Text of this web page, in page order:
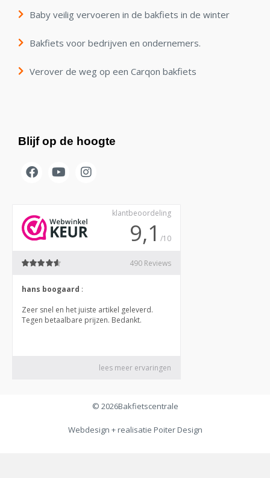
Baby veilig vervoeren in de bakfiets in de winter
Bakfiets voor bedrijven en ondernemers.
Verover de weg op een Carqon bakfiets
Blijf op de hoogte
© 2026Bakfietscentrale
Webdesign + realisatie Poiter Design